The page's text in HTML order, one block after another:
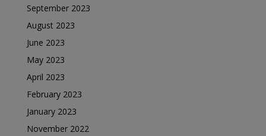
September 2023
August 2023
June 2023
May 2023
April 2023
February 2023
January 2023
November 2022